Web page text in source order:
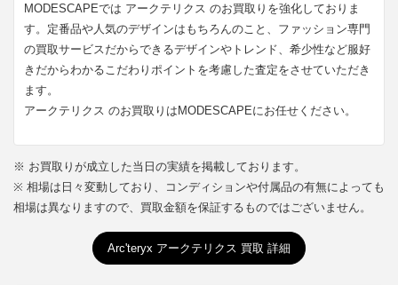
MODESCAPEでは アークテリクス のお買取りを強化しておりま
す。定番品や人気のデザインはもちろんのこと、ファッション専門
の買取サービスだからできるデザインやトレンド、希少性など服好
きだからわかるこだわりポイントを考慮した査定をさせていただき
ます。
アークテリクス のお買取りはMODESCAPEにお任せください。
※ お買取りが成立した当日の実績を掲載しております。
※ 相場は日々変動しており、コンディションや付属品の有無によっても
相場は異なりますので、買取金額を保証するものではございません。
Arc'teryx アークテリクス 買取 詳細